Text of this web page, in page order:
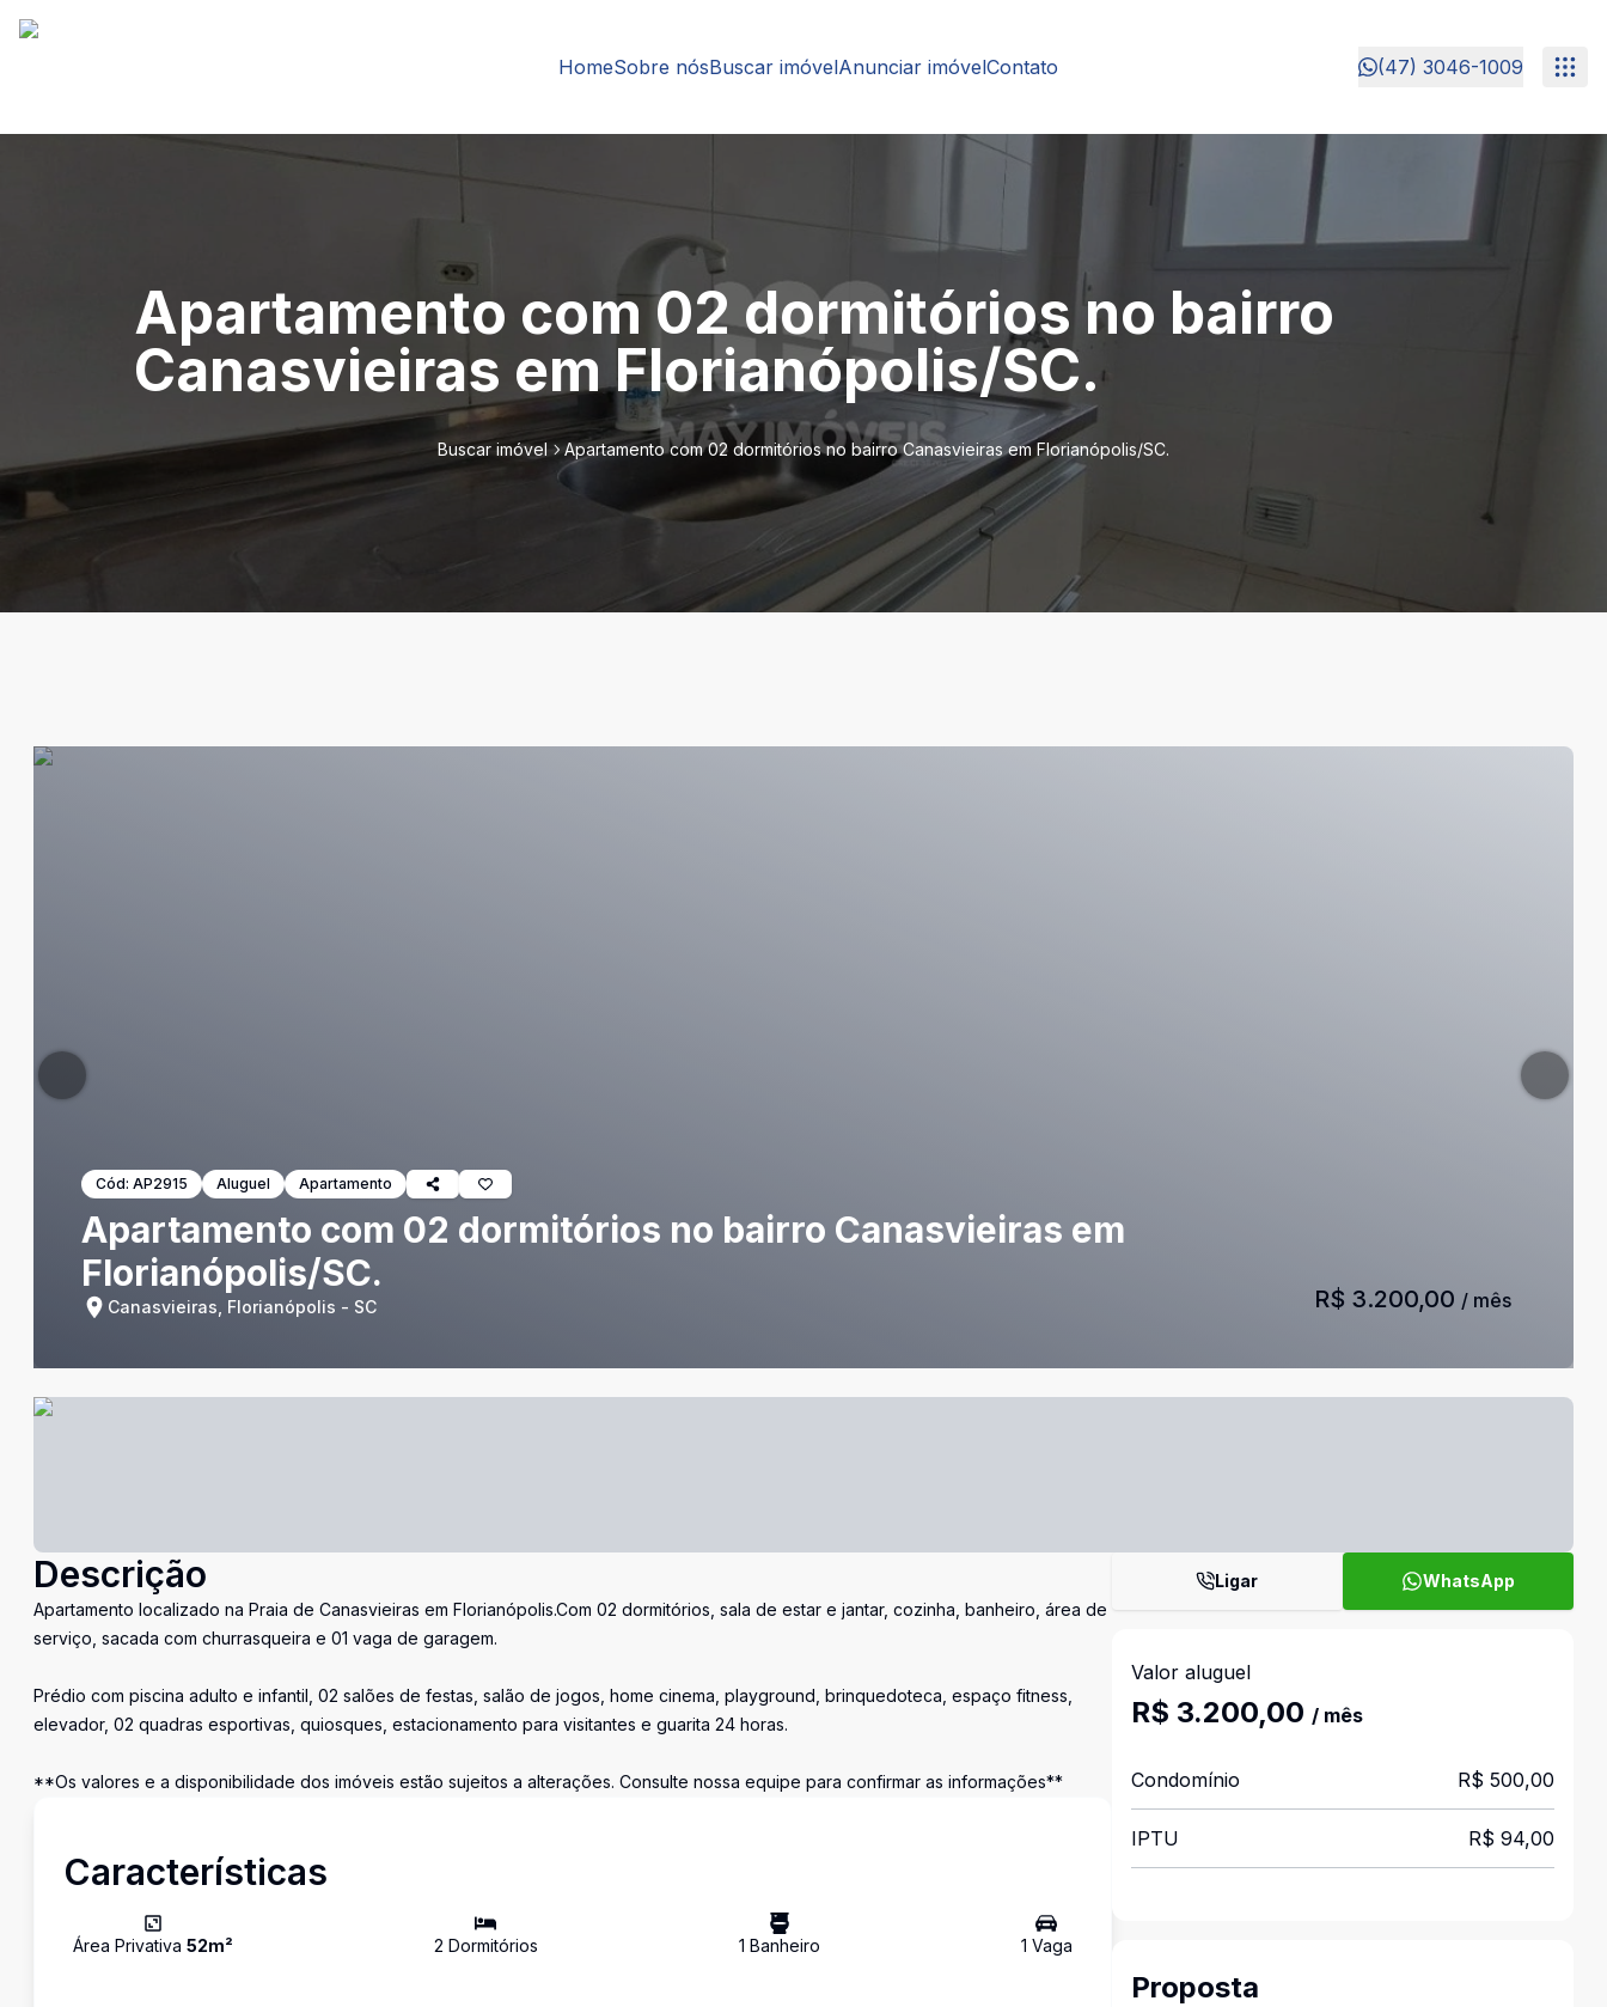
HomeSobre nósBuscar imóvelAnunciar imóvelContato (47) 3046-1009
Apartamento com 02 dormitórios no bairro
Canasvieiras em Florianópolis/SC.
Buscar imóvel Apartamento com 02 dormitórios no bairro Canasvieiras em Florianópolis/SC.
Cód: AP2915 Aluguel Apartamento
Apartamento com 02 dormitórios no bairro Canasvieiras em
Florianópolis/SC.
Canasvieiras, Florianópolis - SC R$ 3.200,00 / mês
Descrição
Apartamento localizado na Praia de Canasvieiras em Florianópolis.Com 02 dormitórios, sala de estar e jantar, cozinha, banheiro, área de
serviço, sacada com churrasqueira e 01 vaga de garagem.
Prédio com piscina adulto e infantil, 02 salões de festas, salão de jogos, home cinema, playground, brinquedoteca, espaço fitness,
elevador, 02 quadras esportivas, quiosques, estacionamento para visitantes e guarita 24 horas.
**Os valores e a disponibilidade dos imóveis estão sujeitos a alterações. Consulte nossa equipe para confirmar as informações**
Características
Área Privativa 52m² 2 Dormitórios 1 Banheiro 1 Vaga
Ligar WhatsApp
Valor aluguel
R$ 3.200,00 / mês
Condomínio R$ 500,00
IPTU R$ 94,00
Proposta